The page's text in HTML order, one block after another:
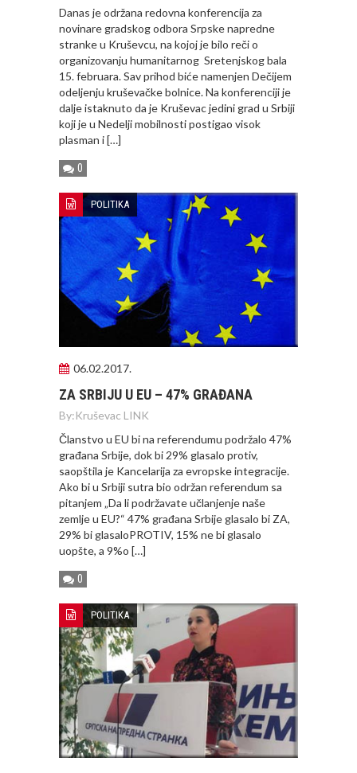
Danas je održana redovna konferencija za
novinare gradskog odbora Srpske napredne
stranke u Kruševcu, na kojoj je bilo reči o
organizovanju humanitarnog Sretenjskog bala
15. februara. Sav prihod biće namenjen Dečijem
odeljenju kruševačke bolnice. Na konferenciji je
dalje istaknuto da je Kruševac jedini grad u Srbiji
koji je u Nedelji mobilnosti postigao visok
plasman i […]
0
POLITIKA
06.02.2017.
ZA SRBIJU U EU – 47% GRAĐANA
By:Kruševac LINK
Članstvo u EU bi na referendumu podržalo 47%
građana Srbije, dok bi 29% glasalo protiv,
saopštila je Kancelarija za evropske integracije.
Ako bi u Srbiji sutra bio održan referendum sa
pitanjem „Da li podržavate učlanjenje naše
zemlje u EU?“ 47% građana Srbije glasalo bi ZA,
29% bi glasaloPROTIV, 15% ne bi glasalo
uopšte, a 9%o […]
0
POLITIKA